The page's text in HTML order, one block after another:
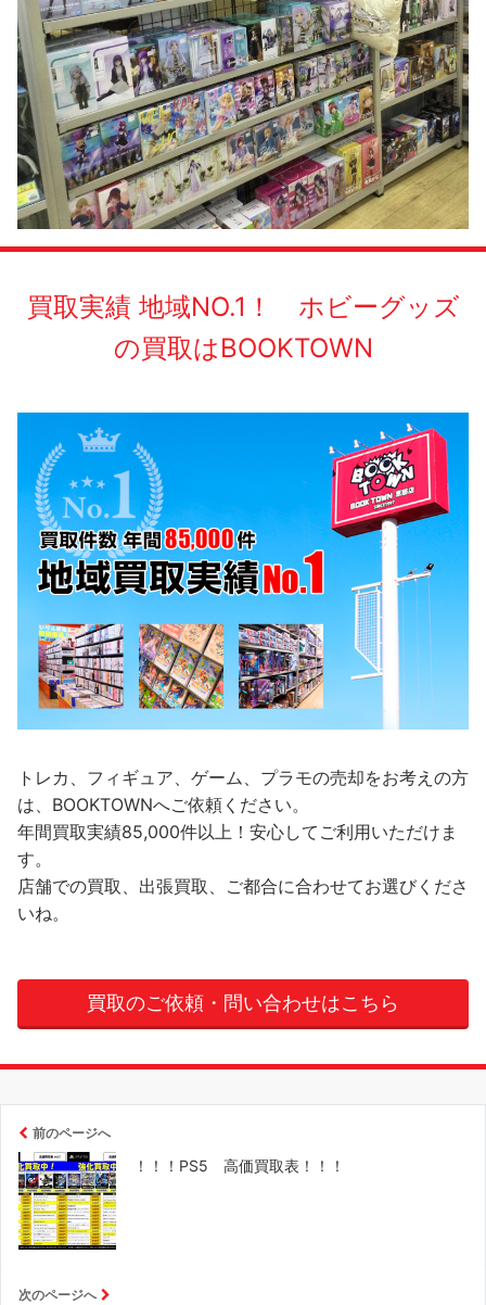
買取実績 地域NO.1！ ホビーグッズ
の買取はBOOKTOWN
トレカ、フィギュア、ゲーム、プラモの売却をお考えの方
は、BOOKTOWNへご依頼ください。
年間買取実績85,000件以上！安心してご利用いただけま
す。
店舗での買取、出張買取、ご都合に合わせてお選びくださ
いね。
買取のご依頼・問い合わせはこちら
前のページへ
！！！PS5 高価買取表！！！
次のページへ